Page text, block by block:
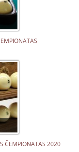
ČEMPIONATAS 2020